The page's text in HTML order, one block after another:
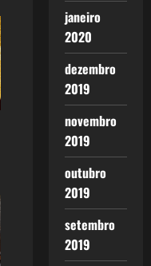
janeiro
2020
dezembro
2019
novembro
2019
outubro
2019
setembro
2019